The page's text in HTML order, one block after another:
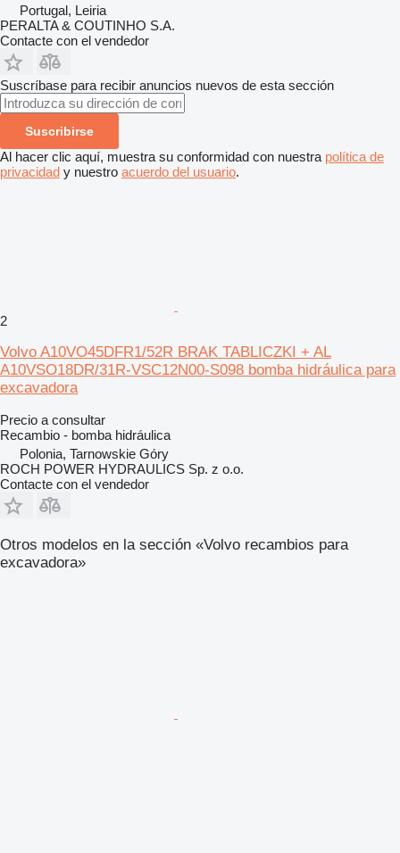
Portugal, Leiria
PERALTA & COUTINHO S.A.
Contacte con el vendedor
Suscríbase para recibir anuncios nuevos de esta sección
Suscribirse
Al hacer clic aquí, muestra su conformidad con nuestra política de
privacidad y nuestro acuerdo del usuario.
2
Volvo A10VO45DFR1/52R BRAK TABLICZKI + AL
A10VSO18DR/31R-VSC12N00-S098 bomba hidráulica para
excavadora
Precio a consultar
Recambio - bomba hidráulica
Polonia, Tarnowskie Góry
ROCH POWER HYDRAULICS Sp. z o.o.
Contacte con el vendedor
Otros modelos en la sección «Volvo recambios para
excavadora»